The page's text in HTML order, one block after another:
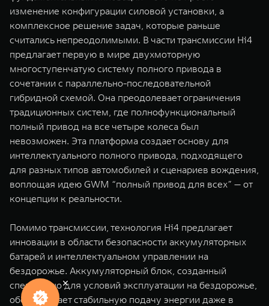
изменение конфигурации силовой установки, а
комплексное решение задач, которые раньше
считались непреодолимыми. В части трансмиссии Hi4
предлагает первую в мире двухмоторную
многоступенчатую систему полного привода в
сочетании с параллельно-последовательной
гибридной схемой. Она преодолевает ограничения
традиционных систем, где полнофункциональный
полный привод на все четыре колеса был
невозможен. Эта платформа создает основу для
интеллектуального полного привода, подходящего
для разных типов автомобилей и сценариев вождения,
воплощая идею GWM “полный привод для всех” — от
концепции к реальности.
Помимо трансмиссии, технология Hi4 предлагает
инновации в области безопасности аккумуляторных
батарей и интеллектуальном управлении на
бездорожье. Аккумуляторный блок, созданный
специально для условий эксплуатации на бездорожье,
обеспечивает стабильную подачу энергии даже в